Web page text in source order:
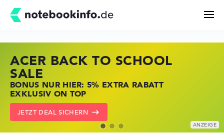
Kaufberatung
ACER BACK TO SCHOOL
SALE
BONUS NUR HIER: 5% EXTRA RABATT
EXKLUSIV ON TOP
JETZT DEAL SICHERN
HP STORE SSV DEALS
JETZT ZUGREIFEN: NOTEBOOKS BEI HP
KRÄFTIG REDUZIERT
ZU DEN HP ANGEBOTEN
LENOVO LAPTOP DEALS
NOTEBOOKS BEI LENOVO JETZT
KRÄFTIG REDUZIERT
LENOVO DEALS ZEIGEN